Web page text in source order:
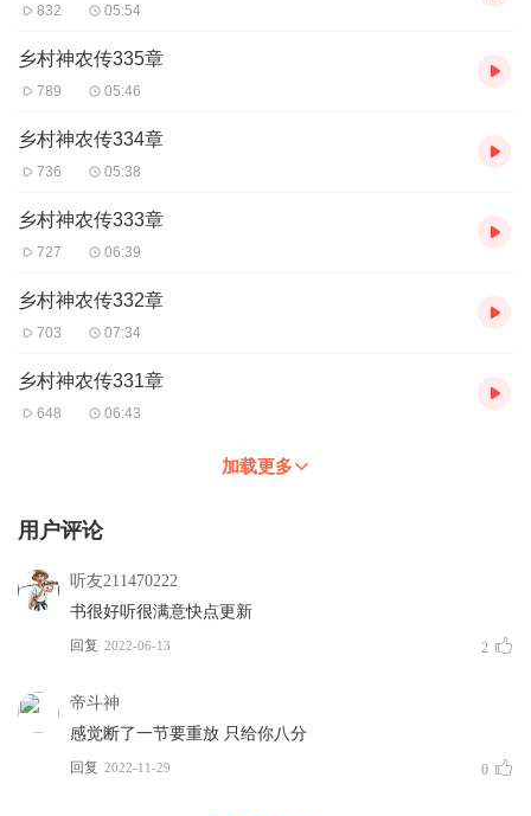
832 05:54
乡村神农传335章
789 05:46
乡村神农传334章
736 05:38
乡村神农传333章
727 06:39
乡村神农传332章
703 07:34
乡村神农传331章
648 06:43
加载更多
用户评论
听友211470222
书很好听很满意快点更新
回复 2022-06-13 2
帝斗神
感觉断了一节要重放 只给你八分
回复 2022-11-29 0